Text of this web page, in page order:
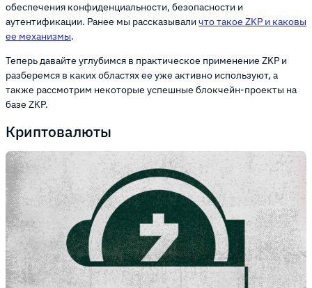
обеспечения конфиденциальности, безопасности и
аутентификации. Ранее мы рассказывали что такое ZKP и каковы
ее механизмы.
Теперь давайте углубимся в практическое применение ZKP и
разберемся в каких областях ее уже активно используют, а
также рассмотрим некоторые успешные блокчейн-проекты на
базе ZKP.
Криптовалюты